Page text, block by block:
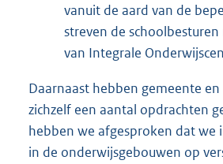
vanuit de aard van de
streven de
van Integrale
Daarnaast hebben gemeente
zichzelf een aantal opdrachten
hebben we afgesproken dat we
in de onderwijsgebouwen op